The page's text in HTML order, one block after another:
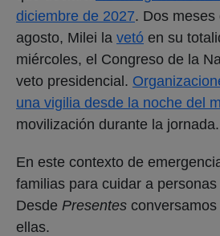
diciembre de 2027. Dos meses
agosto, Milei la vetó en su
miércoles, el Congreso de la
veto presidencial.
una vigilia desde la noche del
movilización durante la jornada.
En este contexto de
familias para cuidar a
Desde Presentes
ellas.